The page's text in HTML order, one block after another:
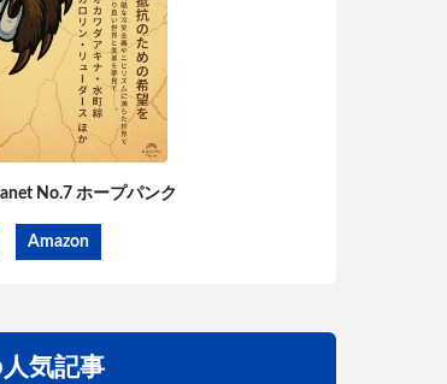
No.7 ホープパンク
Amazon
気記事